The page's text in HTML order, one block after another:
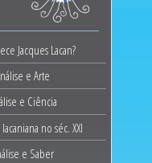
Jacques Lacan?
e Arte
e Ciência
no séc. XXI
e Saber